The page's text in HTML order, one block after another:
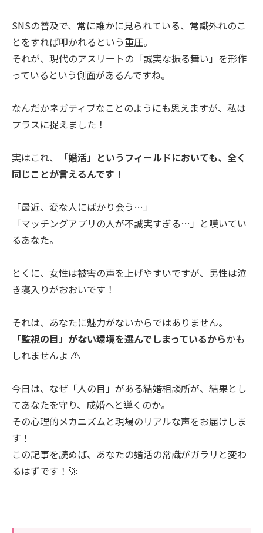
SNSの普及で、常に誰かに見られている、常識外れのこ
とをすれば叩かれるという重圧。
それが、現代のアスリートの「誠実な振る舞い」を形作
っているという側面があるんですね。
なんだかネガティブなことのようにも思えますが、私は
プラスに捉えました！
実はこれ、
「婚活」というフィールドにおいても、全く
同じことが言えるんです！
「最近、変な人にばかり会う…」
「マッチングアプリの人が不誠実すぎる…」と嘆いてい
るあなた。
とくに、女性は被害の声を上げやすいですが、男性は泣
き寝入りがおおいです！
それは、あなたに魅力がないからではありません。
「監視の目」がない環境を選んでしまっているからかも
しれませんよ ⚠️
今日は、なぜ「人の目」がある結婚相談所が、結果とし
てあなたを守り、成婚へと導くのか。
その心理的メカニズムと現場のリアルな声をお届けしま
す！
この記事を読めば、あなたの婚活の常識がガラリと変わ
るはずです！🚀